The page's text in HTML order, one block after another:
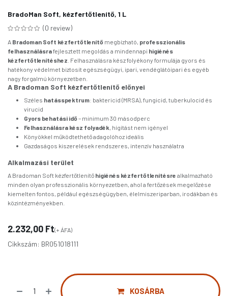
BradoMan Soft, kézfertőtlenítő, 1 L
(0 review)
A Bradoman Soft kézfertőtlenítő megbízható, professzionális
felhasználásrafejlesztett megoldás a mindennapi higiénés
kézfertőtlenítéshez . Felhasználásra kész folyékony formulája gyors és
hatékony védelmet biztosít egészségügyi, ipari, vendéglátóipari és egyéb
nagy forgalmú környezetben.
A Bradoman Soft kézfertőtlenítő előnyei
Széles hatásspektrum: baktericid (MRSA), fungicid, tuberkulocid és
virucid
Gyors behatási idő– minimum 30 másodperc
Felhasználásra kész folyadék, hígítást nem igényel
Könyökkel működtethető adagolóhoz ideális
Gazdaságos kiszerelések rendszeres, intenzív használatra
Alkalmazási terület
A Bradoman Soft kézfertőtlenítő higiénés kézfertőtlenítésre alkalmazható
minden olyan professzionális környezetben, ahol a fertőzések megelőzése
kiemelten fontos, például egészségügyben, élelmiszeriparban, irodákban és
közintézményekben.
2.232,00 Ft(+ ÁFA)
Cikkszám: BR051018111
KOSÁRBA